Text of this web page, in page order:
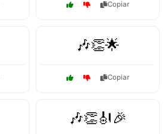
Copiar
🎶👏🌟
Copiar
🎶👏🎻🎉